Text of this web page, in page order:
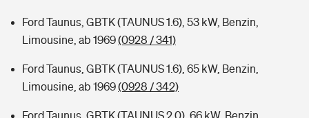
Kinderunfall-Check: Mehr Sicherheit für deine Kids
Typklassen: So ist Ihr Auto eingestuft
Ford Taunus, GBTK (TAUNUS 1.6), 53 kW, Benzin,
Limousine, ab 1969(0928 / 341)
Ford Taunus, GBTK (TAUNUS 1.6), 65 kW, Benzin,
Limousine, ab 1969(0928 / 342)
Ford Taunus, GBTK (TAUNUS 2.0), 66 kW, Benzin,